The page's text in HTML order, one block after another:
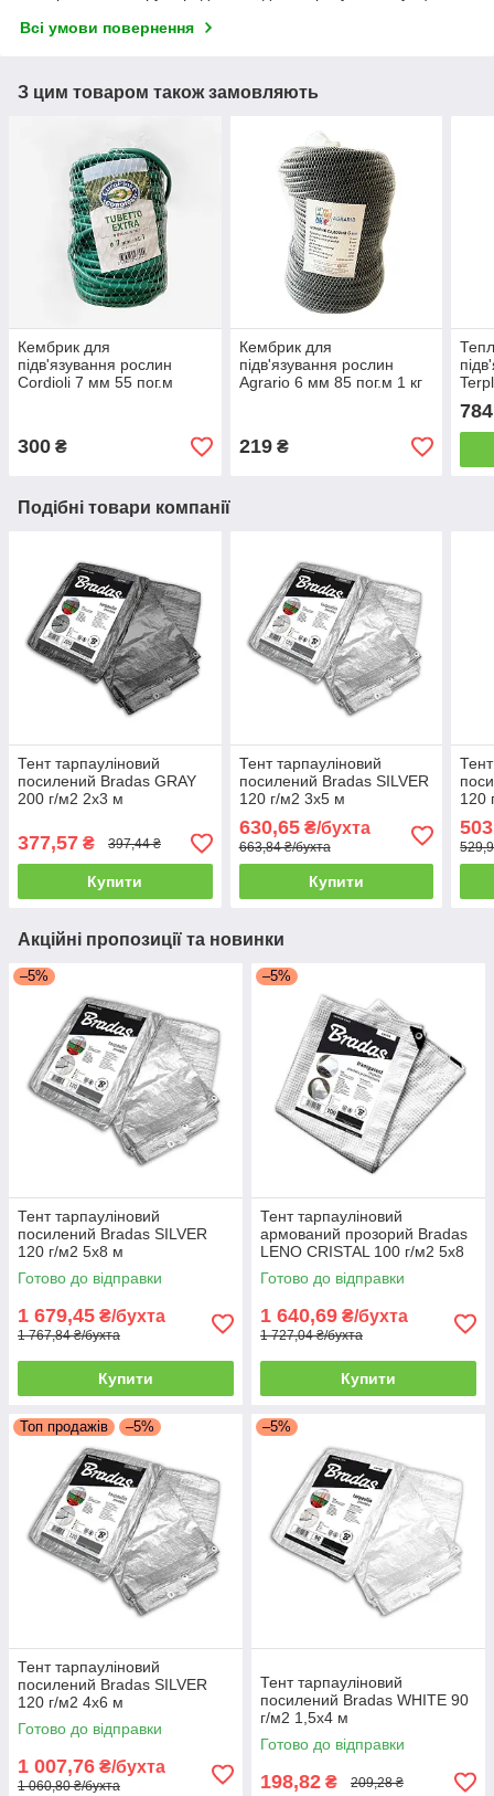
Всі умови повернення
З цим товаром також замовляють
Кембрик для
підв'язування рослин
Cordioli 7 мм 55 пог.м
300 ₴
Кембрик для
підв'язування рослин
Agrario 6 мм 85 пог.м 1 кг
219₴
830
Подібні товари компанії
Тент тарпауліновий
посилений Bradas GRAY
200 г/м2 2x3 м
377,57 ₴ 397,44 ₴
Купити
Тент тарпауліновий
посилений Bradas SILVER
120 г/м2 3x5 м
630,65₴/бухта
663,84 ₴/бухта
Купити
120
Акційні пропозиції та новинки
–5%
Тент тарпауліновий
посилений Bradas SILVER
120 г/м2 5x8 м
Готово до відправки
1 679,45 ₴/бухта
1 767,84 ₴/бухта
Купити
–5%
Тент тарпауліновий
армований прозорий Bradas
LENO CRISTAL 100 г/м2 5x8
м
Готово до відправки
1 640,69 ₴/бухта
1 727,04 ₴/бухта
Купити
Топ продажів –5%
Тент тарпауліновий
посилений Bradas SILVER
120 г/м2 4x6 м
Готово до відправки
1 007,76 ₴/бухта
1 060,80 ₴/бухта
–5%
Тент тарпауліновий
посилений Bradas WHITE 90
г/м2 1,5х4 м
Готово до відправки
198,82 ₴ 209,28 ₴